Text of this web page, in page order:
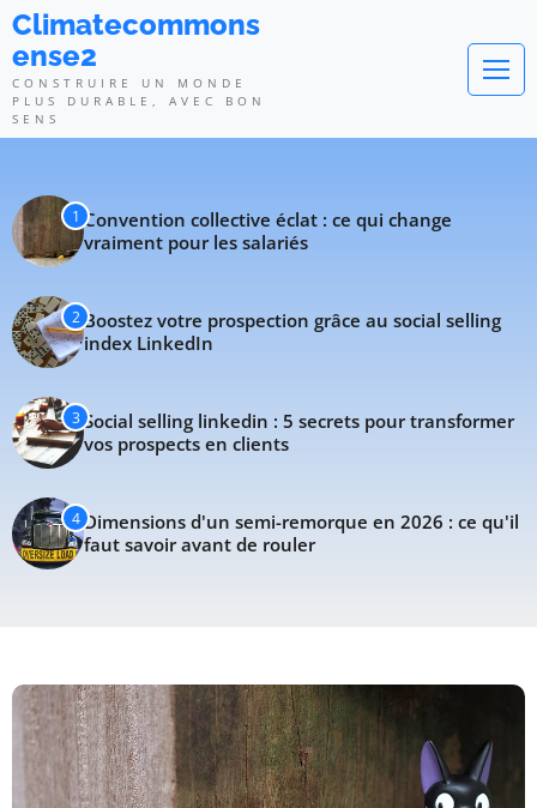
Climatecommonsense2 -
Climatecommons
ense2
CONSTRUIRE UN MONDE
PLUS DURABLE, AVEC BON
SENS
1 Convention collective éclat : ce qui change
vraiment pour les salariés
2 Boostez votre prospection grâce au social selling
index LinkedIn
3 Social selling linkedin : 5 secrets pour transformer
vos prospects en clients
4 Dimensions d'un semi-remorque en 2026 : ce qu'il
faut savoir avant de rouler